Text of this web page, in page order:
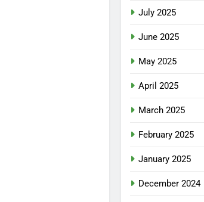
July 2025
June 2025
May 2025
April 2025
March 2025
February 2025
January 2025
December 2024